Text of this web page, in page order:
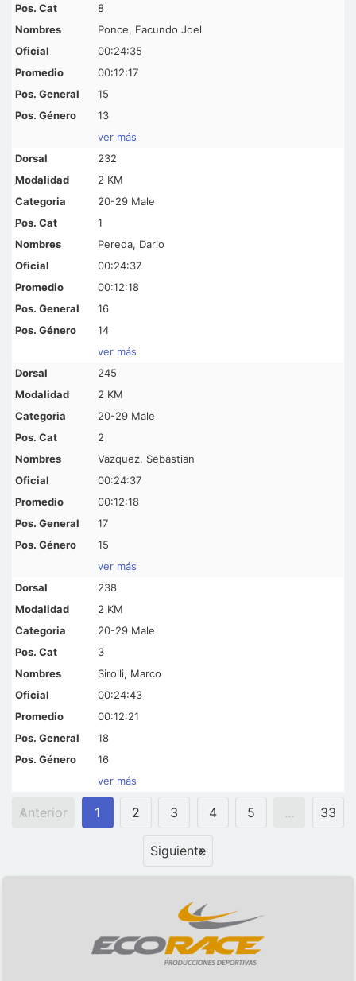
8
Ponce, Facundo Joel
00:24:35
00:12:17
15
13
ver más
232
2 KM
20-29 Male
1
Pereda, Dario
00:24:37
00:12:18
16
14
ver más
245
2 KM
20-29 Male
2
Vazquez, Sebastian
00:24:37
00:12:18
17
15
ver más
238
2 KM
20-29 Male
3
Sirolli, Marco
00:24:43
00:12:21
18
16
ver más
Anterior 1 2 3 4 5 … 33
Siguiente